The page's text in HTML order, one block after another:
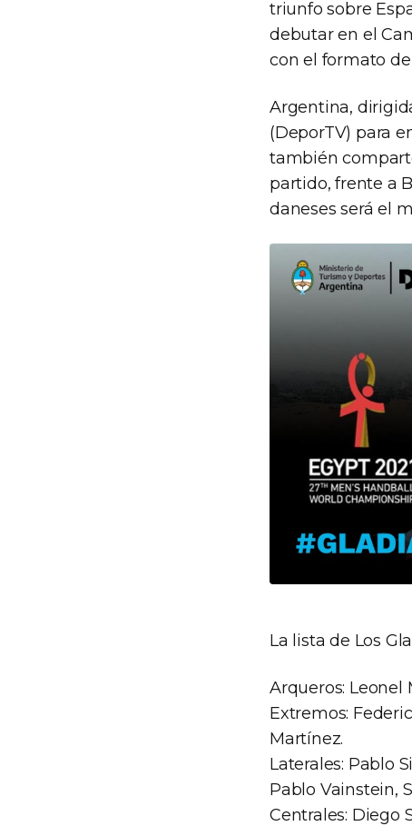
triunfo sobre
debutar en el
con el formato
Argentina,
(DeporTV) para
también
partido, frente a
daneses será el
La lista de Los
Arqueros: Leonel
Extremos:
Martínez.
Laterales: Pablo
Pablo Vainstein,
Centrales: Diego